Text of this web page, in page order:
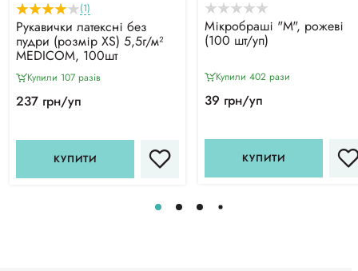
(1)
Рукавички латексні без
пудри (розмір XS) 5,5г/м²
MEDICOM, 100шт
Купили 107 разiв
237 грн/уп
КУПИТИ
Мікробраші "М", рожеві
(100 шт/уп)
Купили 402 рази
39 грн/уп
КУПИТИ